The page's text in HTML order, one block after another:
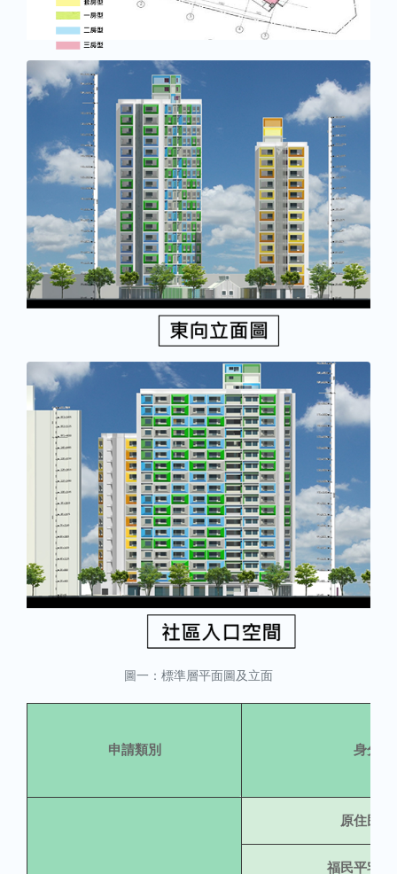
圖一：標準層平面圖及立面
申請類別 身分別
原住民族
福民平宅安